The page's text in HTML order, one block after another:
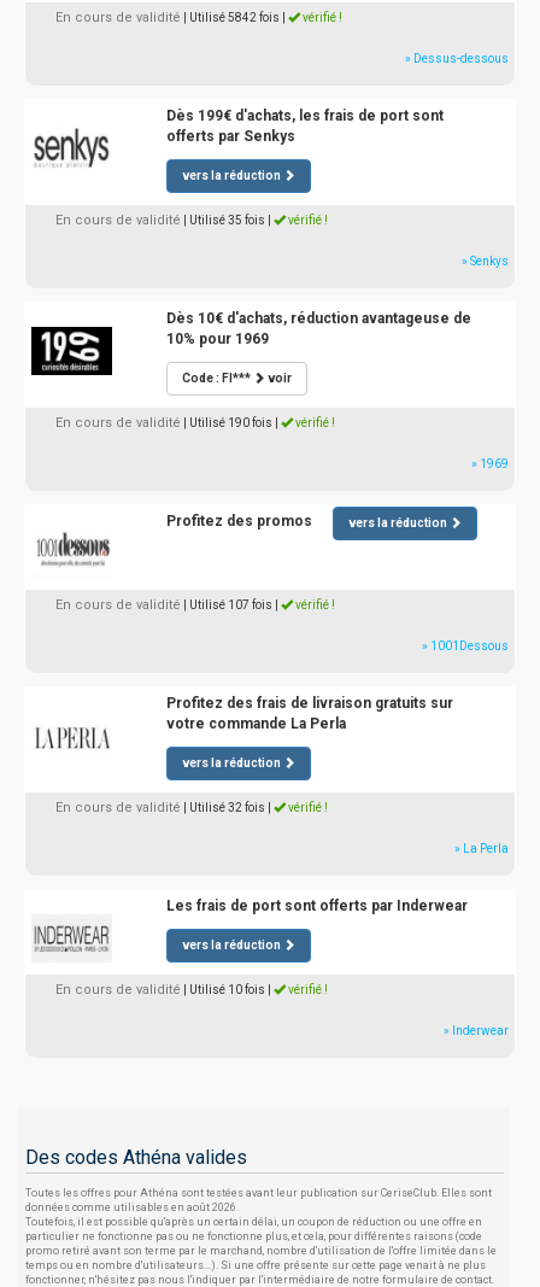
En cours de validité | Utilisé 5842 fois vérifié !
» Dessus-dessous
Dès 199€ d'achats, les frais de port sont
offerts par Senkys
vers la réduction
En cours de validité | Utilisé 35 fois vérifié !
» Senkys
Dès 10€ d'achats, réduction avantageuse de
10% pour 1969
Code : FI*** voir
En cours de validité | Utilisé 190 fois vérifié !
» 1969
Profitez des promos vers la réduction
En cours de validité | Utilisé 107 fois vérifié !
» 1001Dessous
Profitez des frais de livraison gratuits sur
votre commande La Perla
vers la réduction
En cours de validité | Utilisé 32 fois vérifié !
» La Perla
Les frais de port sont offerts par Inderwear
vers la réduction
En cours de validité | Utilisé 10 fois vérifié !
» Inderwear
Des codes Athéna valides
Toutes les offres pour Athéna sont testées avant leur publication sur CeriseClub. Elles sont
données comme utilisables en août 2026.
Toutefois, il est possible qu'après un certain délai, un coupon de réduction ou une offre en
particulier ne fonctionne pas ou ne fonctionne plus, et cela, pour différentes raisons (code
promo retiré avant son terme par le marchand, nombre d'utilisation de l'offre limitée dans le
temps ou en nombre d'utilisateurs...). Si une offre présente sur cette page venait à ne plus
fonctionner, n'hésitez pas nous l'indiquer par l'intermédiaire de notre formulaire de contact.